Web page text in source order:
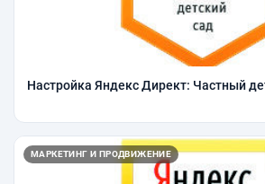
Настройка Яндекс Директ: Частный
МАРКЕТИНГ И ПРОДВИЖЕНИЕ